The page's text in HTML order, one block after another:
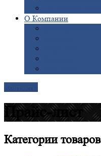
О Компании
Прайс-лист
Категориитоваров